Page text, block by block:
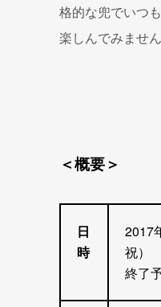
格的な兜でいつ
楽しんでみませ
＜概要＞
日
時
2017
祝）
終了